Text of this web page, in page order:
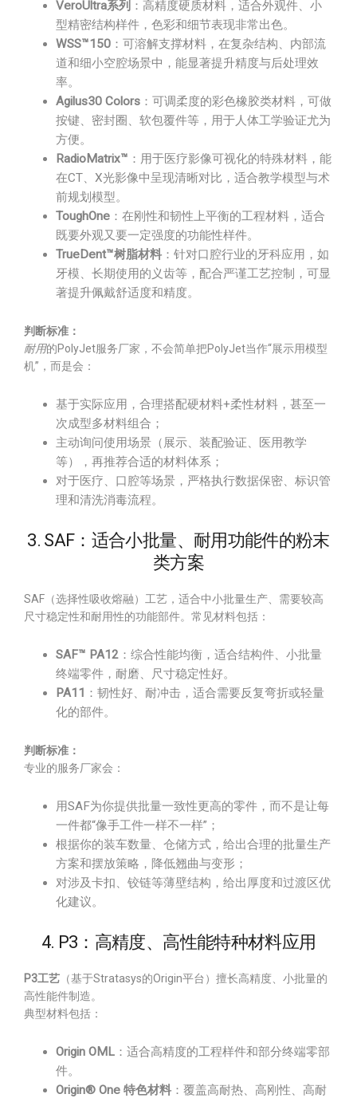
VeroUltra系列 ：高精度硬质材料，适合外观件、小
型精密结构样件，色彩和细节表现非常出色。
WSS™150 ：可溶解支撑材料，在复杂结构、内部流
道和细小空腔场景中，能显著提升精度与后处理效
率。
Agilus30 Colors ：可调柔度的彩色橡胶类材料，可做
按键、密封圈、软包覆件等，用于人体工学验证尤为
方便。
RadioMatrix™ ：用于医疗影像可视化的特殊材料，能
在CT、X光影像中呈现清晰对比，适合教学模型与术
前规划模型。
ToughOne ：在刚性和韧性上平衡的工程材料，适合
既要外观又要一定强度的功能性样件。
TrueDent™树脂材料 ：针对口腔行业的牙科应用，如
牙模、长期使用的义齿等，配合严谨工艺控制，可显
著提升佩戴舒适度和精度。
判断标准：
耐用的PolyJet服务厂家，不会简单把PolyJet当作“展示用模型
机”，而是会：
基于实际应用，合理搭配硬材料+柔性材料，甚至一
次成型多材料组合；
主动询问使用场景（展示、装配验证、医用教学
等），再推荐合适的材料体系；
对于医疗、口腔等场景，严格执行数据保密、标识管
理和清洗消毒流程。
3. SAF：适合小批量、耐用功能件的粉末
类方案
SAF（选择性吸收熔融）工艺，适合中小批量生产、需要较高
尺寸稳定性和耐用性的功能部件。常见材料包括：
SAF™ PA12 ：综合性能均衡，适合结构件、小批量
终端零件，耐磨、尺寸稳定性好。
PA11 ：韧性好、耐冲击，适合需要反复弯折或轻量
化的部件。
判断标准：
专业的服务厂家会：
用SAF为你提供批量一致性更高的零件，而不是让每
一件都“像手工件一样不一样”；
根据你的装车数量、仓储方式，给出合理的批量生产
方案和摆放策略，降低翘曲与变形；
对涉及卡扣、铰链等薄壁结构，给出厚度和过渡区优
化建议。
4. P3：高精度、高性能特种材料应用
P3工艺 （基于Stratasys的Origin平台）擅长高精度、小批量的
高性能件制造。
典型材料包括：
Origin OML ：适合高精度的工程样件和部分终端零部
件。
Origin® One 特色材料 ：覆盖高耐热、高刚性、高耐